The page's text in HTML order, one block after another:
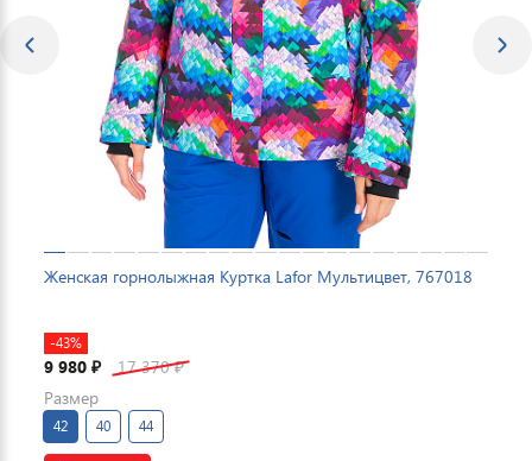
Женская горнолыжная Куртка Lafor Мультицвет, 767018
-43%
9 980 ₽ 17 370₽
Размер
42 40 44